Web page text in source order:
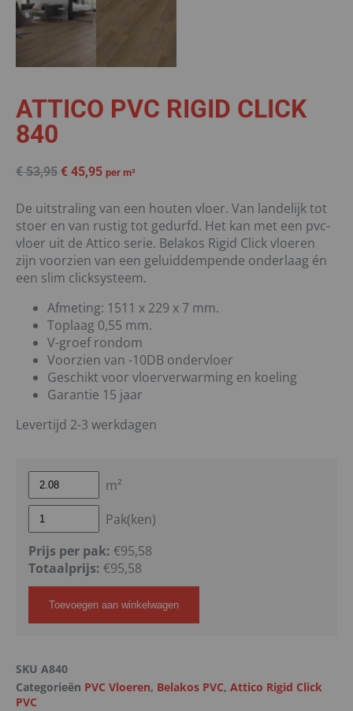
ATTICO PVC RIGID CLICK
840
€53,95 € 45,95 per m²
De uitstraling van een houten vloer. Van landelijk tot
stoer en van rustig tot gedurfd. Het kan met een pvc-
vloer uit de Attico serie. Belakos Rigid Click vloeren
zijn voorzien van een geluiddempende onderlaag én
een slim clicksysteem.
Afmeting: 1511 x 229 x 7 mm.
Toplaag 0,55 mm.
V-groef rondom
Voorzien van -10DB ondervloer
Geschikt voor vloerverwarming en koeling
Garantie 15 jaar
Levertijd 2-3 werkdagen
m²
Pak(ken)
Prijs per pak: €95,58
Totaalprijs: €95,58
Toevoegen aan winkelwagen
SKU A840
Categorieën PVC Vloeren, Belakos PVC, Attico Rigid Click
PVC